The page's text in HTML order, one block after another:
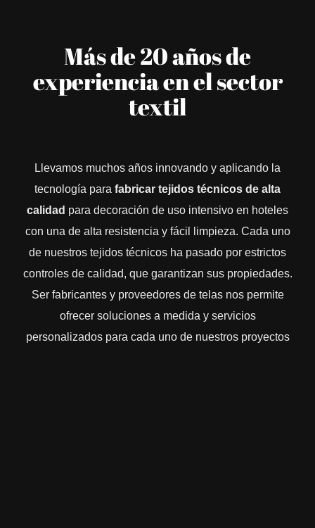
Más de 20 años de
experiencia en el sector
textil
Llevamos muchos años innovando y aplicando la
tecnología para fabricar tejidos técnicos de alta
calidad para decoración de uso intensivo en hoteles
con una de alta resistencia y fácil limpieza. Cada uno
de nuestros tejidos técnicos ha pasado por estrictos
controles de calidad, que garantizan sus propiedades.
Ser fabricantes y proveedores de telas nos permite
ofrecer soluciones a medida y servicios
personalizados para cada uno de nuestros proyectos